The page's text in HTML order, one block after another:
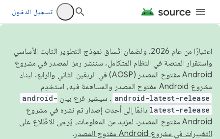
تسجيل الدخول
اعتبارًا من عام 2026، ولضمان اتّساق نموذج التطوير الثابت الأساسي
واستقرار المنصة في النظام المتكامل، سننشر رمز المصدر في مشروع
Android مفتوح المصدر (AOSP) في الربعَين الثاني والرابع. لبناء
مشروع Android مفتوح المصدر والمساهمة فيه، استخدِم
android-latest-release . سيشير فرع بيان android-
latest-release دائمًا إلى أحدث إصدار تم نشره في مشروع
Android مفتوح المصدر. لمزيد من المعلومات، يُرجى الاطّلاع على
التغييرات في مشروع Android مفتوح المصدر
.